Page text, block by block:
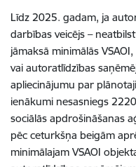
Līdz 2025. gadam, ja
darbības veicējs –
jāmaksā minimālās
vai autoratlīdzības
apliecinājumu par
ienākumi nesasniegs
sociālās apdrošināšanas
pēc ceturkšņa beigām
minimālajam VSAOI